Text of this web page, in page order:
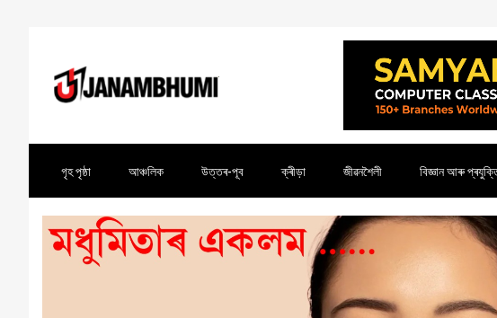
গৃহ পৃষ্ঠা আঞ্চলিক উত্তৰ-পূব ক্ৰীড়া জীৱনশৈলী বিজ্ঞান আৰু